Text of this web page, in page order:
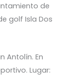
de
golf Isla Dos
Antolín. En
Lugar: